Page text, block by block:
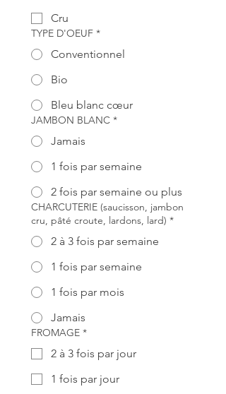
Cru
TYPE D'OEUF *
Conventionnel
Bio
Bleu blanc cœur
JAMBON BLANC *
Jamais
1 fois par semaine
2 fois par semaine ou plus
CHARCUTERIE (saucisson, jambon
cru, pâté croute, lardons, lard) *
2 à 3 fois par semaine
1 fois par semaine
1 fois par mois
Jamais
FROMAGE *
2 à 3 fois par jour
1 fois par jour